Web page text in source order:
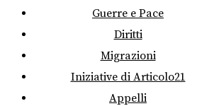
Guerre e Pace
Diritti
Migrazioni
Iniziative di Articolo21
Appelli